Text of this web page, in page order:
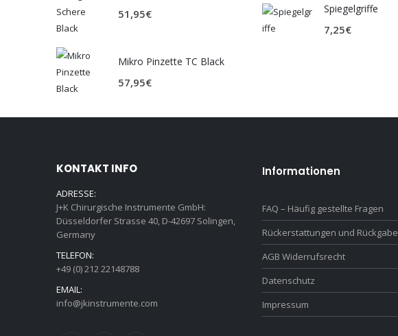
51,95€
Mikro Pinzette TC Black
57,95€
Spiegelgriffe
7,25€
KONTAKT INFO
ADRESSE:
J+K Chirurgische Instrumente GmbH:
Düsseldorfer Strasse 40, D-42697 Solingen,
Germany
TELEFON:
+49 (0) 212 22148788
EMAIL:
info@jkinstrumente.com
Informationen
FAQ – Häufig gestellte Fragen
Rückerstattungen und Rückgabe
AGB Widerrufsrecht
Datenschutz
Impressum